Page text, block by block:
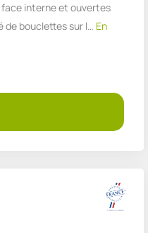
interne et ouvertes
de bouclettes sur l… En